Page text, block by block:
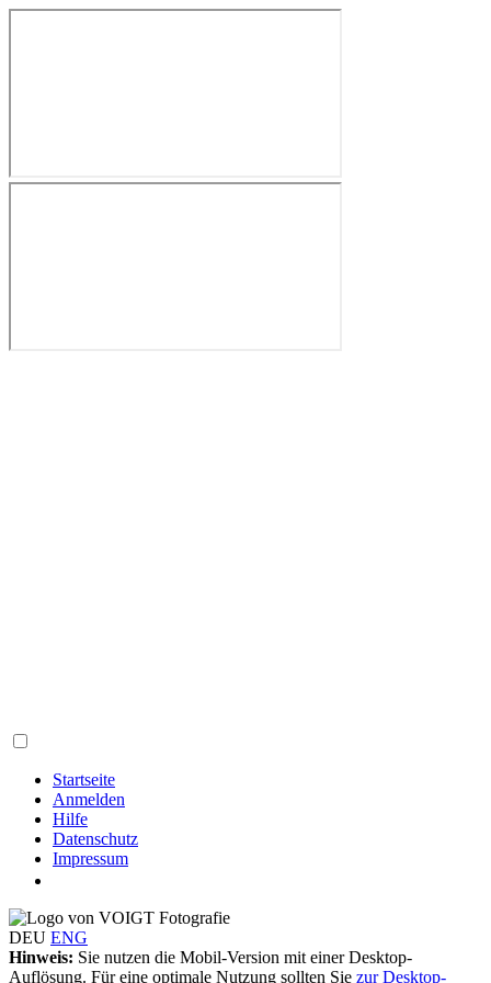
Startseite
Anmelden
Hilfe
Datenschutz
Impressum
DEU ENG
Hinweis: Sie nutzen die Mobil-Version mit einer Desktop-
Auflösung. Für eine optimale Nutzung sollten Sie zur Desktop-